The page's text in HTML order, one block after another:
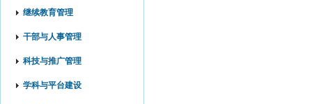
继续教育管理
干部与人事管理
科技与推广管理
学科与平台建设